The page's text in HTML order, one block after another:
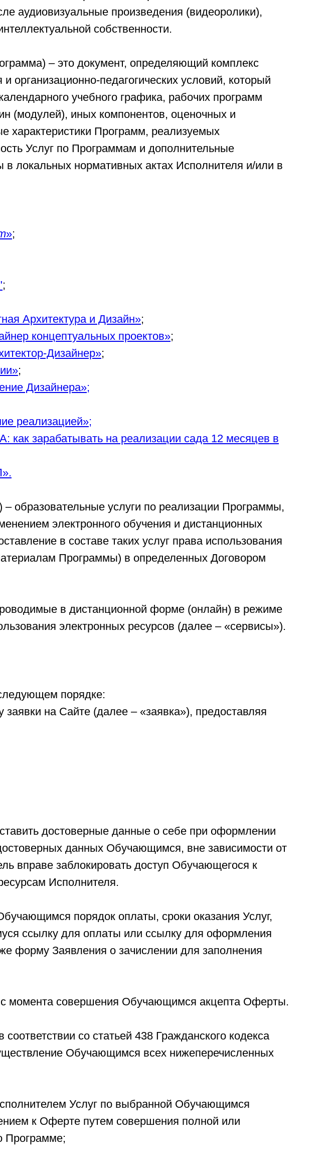
аудиовизуальные произведения (видеоролики),
собственности.
– это документ, определяющий комплекс
организационно-педагогических условий, который
учебного графика, рабочих программ
(модулей), иных компонентов, оценочных и
характеристики Программ, реализуемых
Услуг по Программам и дополнительные
локальных нормативных актах Исполнителя и/или в
»;
;
Архитектура и Дизайн»;
концептуальных проектов»;
Дизайнер»;
;
Дизайнера»;
реализацией»;
зарабатывать на реализации сада 12 месяцев в
– образовательные услуги по реализации Программы,
электронного обучения и дистанционных
в составе таких услуг права использования
Программы) в определенных Договором
в дистанционной форме (онлайн) в режиме
электронных ресурсов (далее – «сервисы»).
порядке:
на Сайте (далее – «заявка»), предоставляя
достоверные данные о себе при оформлении
данных Обучающимся, вне зависимости от
вправе заблокировать доступ Обучающегося к
Исполнителя.
порядок оплаты, сроки оказания Услуг,
ссылку для оплаты или ссылку для оформления
форму Заявления о зачислении для заполнения
с момента совершения Обучающимся акцепта Оферты.
со статьей 438 Гражданского кодекса
Обучающимся всех нижеперечисленных
Услуг по выбранной Обучающимся
к Оферте путем совершения полной или
Программе;